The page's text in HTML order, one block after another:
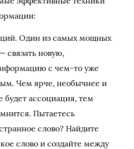
Один из самых мощных
связать новую,
с чем-то уже
Чем ярче, необычнее и
будет ассоциация, тем
Пытаетесь
слово? Найдите
слово и создайте между